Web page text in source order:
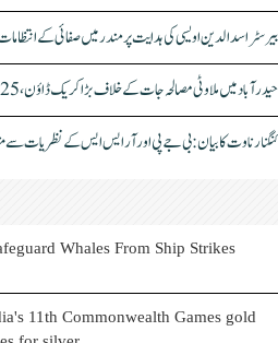
بیرسٹر اسدالدین اویسی کی ہدایت پر مندر میں صفائی کے
حیدرآباد میں ملاوٹی مصالحہ جات کے خلاف بڑا کریک ڈاؤن، 25 ٹن سے زائد مصالحے ضبط، 3 گرفتار
کنگنا رناوت کا بیان: بی جے پی اور آر ایس ایس کے نظریات سے
Whales From Ship Strikes
11th Commonwealth Games gold